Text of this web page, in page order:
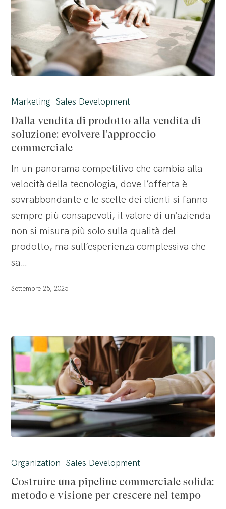
vendita
di
prodotto
alla
l’approccio
Marketing Sales Development
Dalla vendita di prodotto alla vendita di
soluzione: evolvere l’approccio
commerciale
In un panorama competitivo che cambia alla
velocità della tecnologia, dove l’offerta è
sovrabbondante e le scelte dei clienti si fanno
sempre più consapevoli, il valore di un’azienda
non si misura più solo sulla qualità del
prodotto, ma sull’esperienza complessiva che
sa…
Settembre 25, 2025
una
pipeline
commerciale
Organization Sales Development
Costruire una pipeline commerciale solida:
metodo e visione per crescere nel tempo